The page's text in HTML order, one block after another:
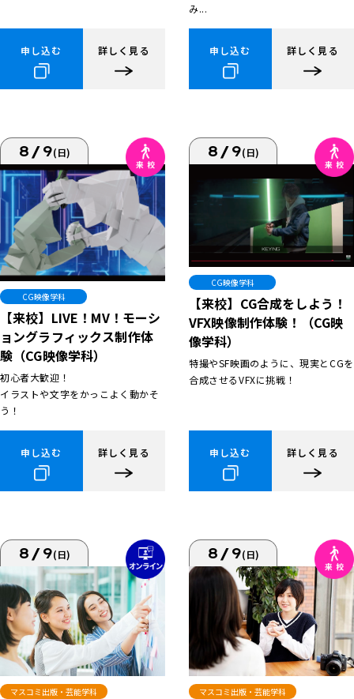
申し込む 詳しく見る
み...
申し込む 詳しく見る
8/9(日)
CG映像学科
【来校】LIVE！MV！モーシ
ョングラフィックス制作体
験（CG映像学科）
初心者大歓迎！
イラストや文字をかっこよく動かそ
う！
申し込む 詳しく見る
8/9(日)
CG映像学科
【来校】CG合成をしよう！
VFX映像制作体験！（CG映
像学科）
特撮やSF映画のように、現実とCGを
合成させるVFXに挑戦！
申し込む 詳しく見る
8/9(日)
マスコミ出版・芸能学科
8/9(日)
マスコミ出版・芸能学科